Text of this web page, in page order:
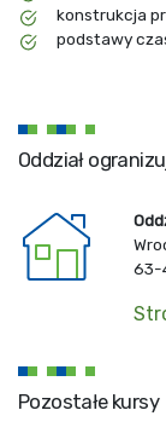
konstrukcja
podstawy
Oddział
63-
Pozostałe kursy